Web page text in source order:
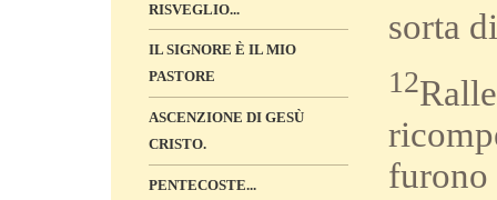
RISVEGLIO...
IL SIGNORE È IL MIO
PASTORE
ASCENZIONE DI GESÙ
CRISTO.
PENTECOSTE...
sorta
12